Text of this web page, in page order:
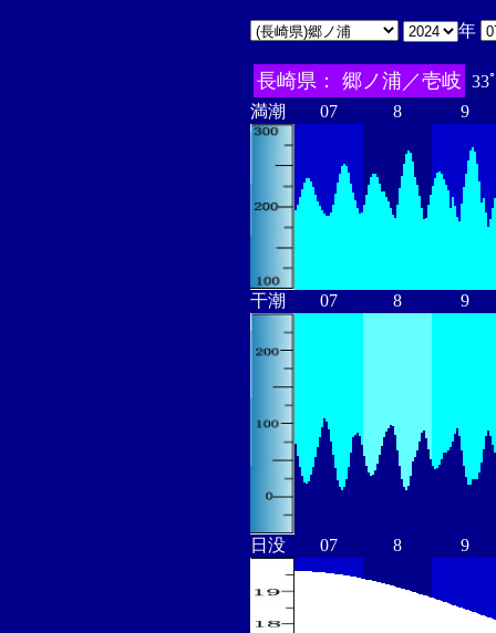
年
長崎県： 郷ノ浦／壱岐 33
満潮
07 8 9
干潮 07 8 9
日没 07 8 9